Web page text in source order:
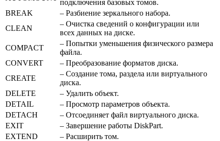
подключения базовых томов.
BREAK
– Разбиение зеркального набора.
CLEAN
– Очистка сведений о конфигурации или
всех данных на диске.
COMPACT
– Попытки уменьшения физического размера
файла.
CONVERT
– Преобразование форматов диска.
CREATE
– Создание тома, раздела или виртуального
диска.
DELETE
– Удалить объект.
DETAIL
– Просмотр параметров объекта.
DETACH
– Отсоединяет файл виртуального диска.
EXIT
– Завершение работы DiskPart.
EXTEND
– Расширить том.